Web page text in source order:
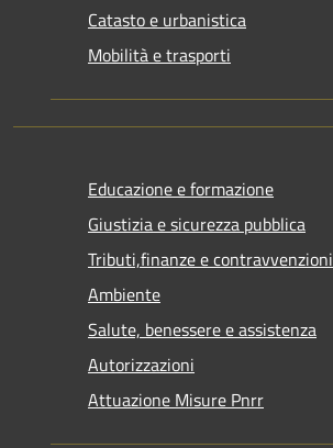
Catasto e urbanistica
Mobilità e trasporti
Educazione e formazione
Giustizia e sicurezza pubblica
Tributi,finanze e contravvenzioni
Ambiente
Salute, benessere e assistenza
Autorizzazioni
Attuazione Misure Pnrr